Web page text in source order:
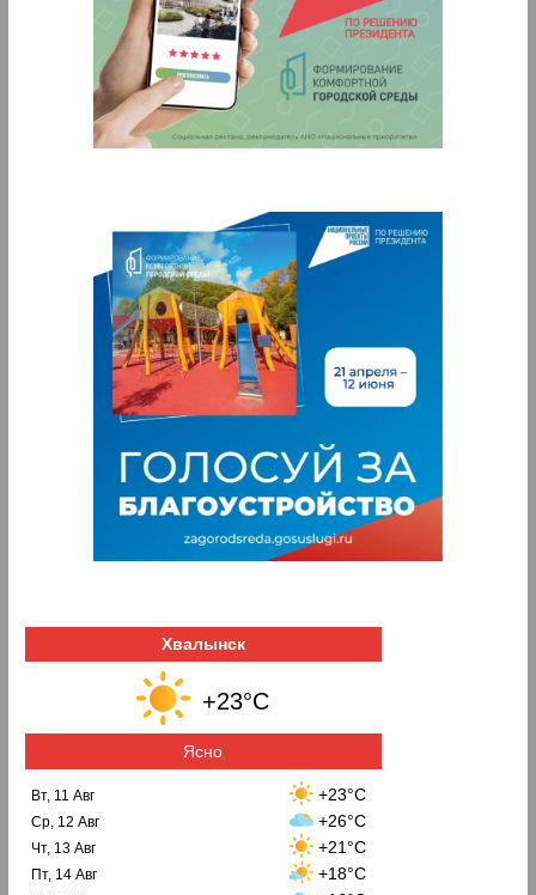
Хвалынск
+23°C
Ясно
Вт, 11 Авг +23°C
Ср, 12 Авг +26°C
Чт, 13 Авг +21°C
Пт, 14 Авг +18°C